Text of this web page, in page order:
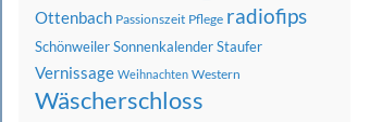
Ottenbach Passionszeit Pflege radiofips
SchönweilerSonnenkalenderStaufer
Vernissage Weihnachten Western
Wäscherschloss